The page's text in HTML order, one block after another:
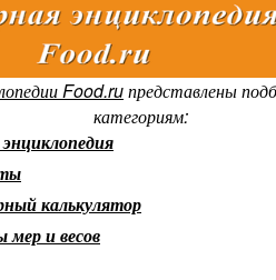
Food.ruпредставлены
категориям:
калькулятор
и весов